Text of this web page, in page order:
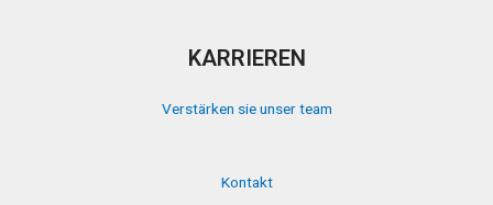
KARRIEREN
Verstärken sie unser team
Kontakt